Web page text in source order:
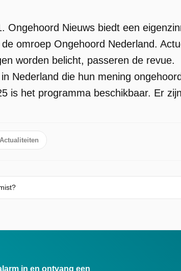
Ongehoord Nieuws biedt een
omroep Ongehoord Nederland.
worden belicht, passeren de revue.
Nederland die hun mening ongehoord
is het programma beschikbaar. Er
Actualiteiten
in en ontvang een